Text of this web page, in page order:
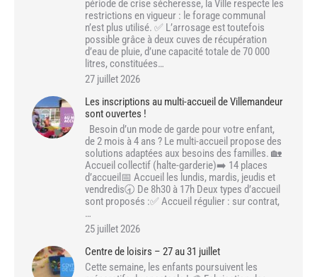
période de crise sécheresse, la Ville respecte les
restrictions en vigueur : le forage communal
n’est plus utilisé. ✅ L’arrosage est toutefois
possible grâce à deux cuves de récupération
d’eau de pluie, d’une capacité totale de 70 000
litres, constituées…
27 juillet 2026
Les inscriptions au multi-accueil de Villemandeur
sont ouvertes !
Besoin d’un mode de garde pour votre enfant,
de 2 mois à 4 ans ? Le multi-accueil propose des
solutions adaptées aux besoins des familles. 🏡
Accueil collectif (halte-garderie)➡️ 14 places
d’accueil📅 Accueil les lundis, mardis, jeudis et
vendredis🕣 De 8h30 à 17h Deux types d’accueil
sont proposés :✅ Accueil régulier : sur contrat,
…
25 juillet 2026
Centre de loisirs – 27 au 31 juillet
Cette semaine, les enfants poursuivent les